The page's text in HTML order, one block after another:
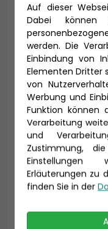
E-Mail *
Telefon *
Geburtsdatum
Auf dieser
Dabei können
werden. Die
Einbindung von
Elementen Dritter
von
Werbung und
Funktion können
Verarbeitung
und
Zustimmung,
Einstellungen
Erläuterungen zu
finden Sie in der